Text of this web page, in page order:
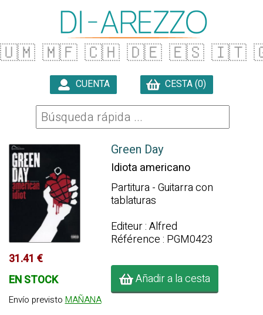
🇺🇲 🇲🇫 🇨🇭 🇩🇪 🇪🇸 🇮🇹
CUENTA CESTA (0)
31.41 €
EN STOCK
Envío previsto MAÑANA
Green Day
Idiota americano
Partitura - Guitarra con
tablaturas
Editeur : Alfred
Référence : PGM0423
Añadir a la cesta